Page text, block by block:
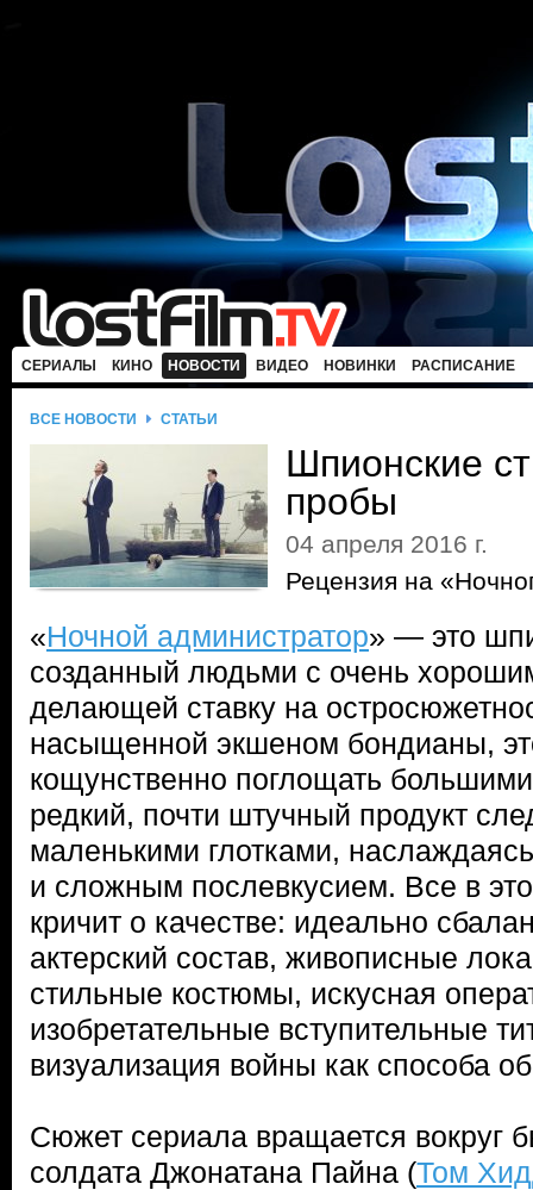
СЕРИАЛЫ КИНО НОВОСТИ ВИДЕО НОВИНКИ РАСПИСАНИЕ
ВСЕ НОВОСТИ СТАТЬИ
Шпионские
пробы
04 апреля 2016 г.
Рецензия на
«Ночной администратор» — это
созданный людьми с очень
делающей ставку на
насыщенной экшеном бондианы,
кощунственно поглощать
редкий, почти штучный продукт
маленькими глотками,
и сложным послевкусием. Все в
кричит о качестве: идеально
актерский состав, живописные
стильные костюмы, искусная
изобретательные вступительные
визуализация войны как способа
Сюжет сериала вращается вокруг
солдата Джонатана Пайна (Том